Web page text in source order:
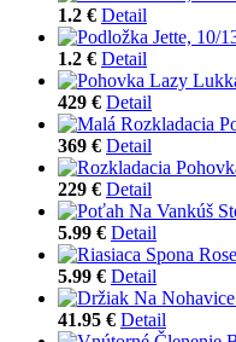
1.2 € Detail
1.2 € Detail
429 € Detail
369 € Detail
229 € Detail
5.99 € Detail
5.99 € Detail
41.95 € Detail